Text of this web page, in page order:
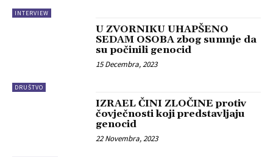
INTERVIEW
DRUŠTVO
U ZVORNIKU UHAPŠENO
SEDAM OSOBA zbog sumnje da
su počinili genocid
15 Decembra, 2023
IZRAEL ČINI ZLOČINE protiv
čovječnosti koji predstavljaju
genocid
22 Novembra, 2023